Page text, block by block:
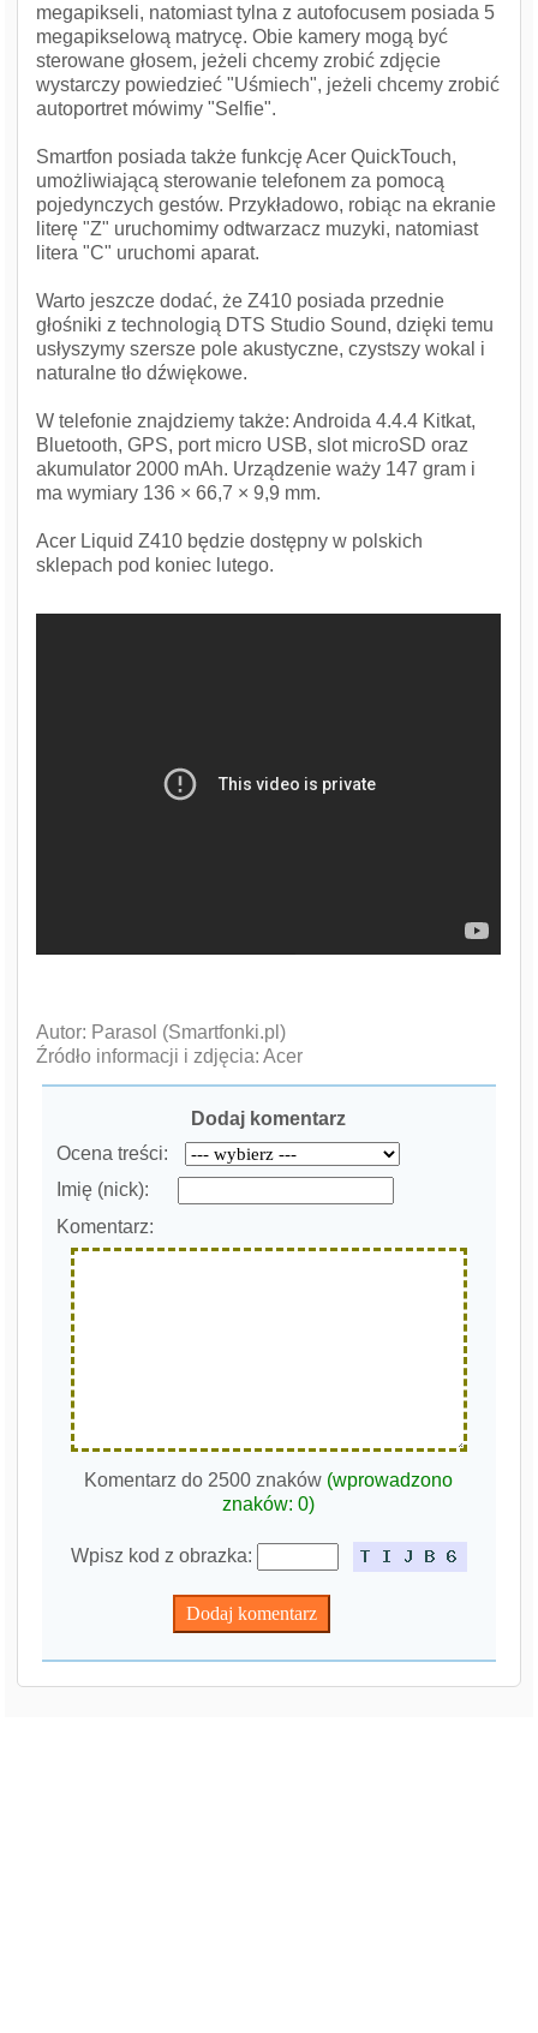
megapikseli, natomiast tylna z autofocusem posiada 5
megapikselową matrycę. Obie kamery mogą być
sterowane głosem, jeżeli chcemy zrobić zdjęcie
wystarczy powiedzieć "Uśmiech", jeżeli chcemy zrobić
autoportret mówimy "Selfie".
Smartfon posiada także funkcję Acer QuickTouch,
umożliwiającą sterowanie telefonem za pomocą
pojedynczych gestów. Przykładowo, robiąc na ekranie
literę "Z" uruchomimy odtwarzacz muzyki, natomiast
litera "C" uruchomi aparat.
Warto jeszcze dodać, że Z410 posiada przednie
głośniki z technologią DTS Studio Sound, dzięki temu
usłyszymy szersze pole akustyczne, czystszy wokal i
naturalne tło dźwiękowe.
W telefonie znajdziemy także: Androida 4.4.4 Kitkat,
Bluetooth, GPS, port micro USB, slot microSD oraz
akumulator 2000 mAh. Urządzenie waży 147 gram i
ma wymiary 136 × 66,7 × 9,9 mm.
Acer Liquid Z410 będzie dostępny w polskich
sklepach pod koniec lutego.
Autor: Parasol (Smartfonki.pl)
Źródło informacji i zdjęcia: Acer
Dodaj komentarz
Ocena treści:
Imię (nick):
Komentarz:
Komentarz do 2500 znaków (wprowadzono
znaków:0)
Wpisz kod z obrazka: